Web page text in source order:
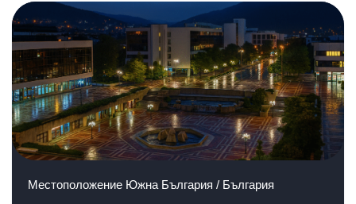
Местоположение Южна България / България